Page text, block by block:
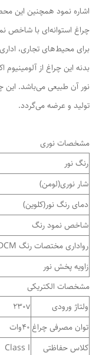
اشاره نمود همچنین این
چراغ استوانه‌ای با شاخص
برای محیط‌های تجاری،
بدنه این چراغ از
نور آن طبیعی می‌باشد.
تولید و عرضه می‌گردد.
مشخصات نوری
رنگ نور
شار نوری(لومن)
دمای رنگ نور(کلوین)
شاخص نمود رنگ
رواداری مختصات رنگ SDCM
زاویه پخش نور
مشخصات الکتریکی
ولتاژ ورودی
230v
توان مصرفی چراغ40وات
کلاس حفاظتی
Class I